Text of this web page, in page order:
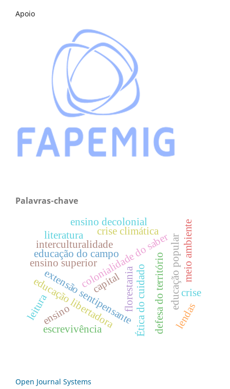
Apoio
Palavras-chave
extensão sentipensante
colonialidade do saber
educação libertadora florestaniaÉtica do cuidado
educação do campo
interculturalidade
ensino superior
defesa do territórioeducação popular
crise climática
crise
capital
meio ambiente
ensino decolonial
ensino
escrevivência
literatura
leitura lendas
Open Journal Systems